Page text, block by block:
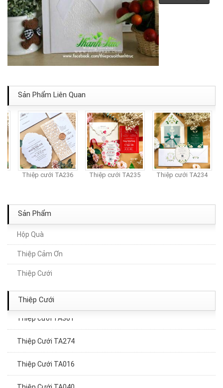
Sản Phẩm Liên Quan
Thiệp cưới TA236 Thiệp cưới TA235 Thiệp cưới TA234
Sản Phẩm
Hộp Quà
Thiệp Cảm Ơn
Thiệp Cưới
Thiệp Cưới
Thiệp Cưới TA143
Thiệp Cưới TA033
Thiệp Cưới TA274
Thiệp Cưới TA016
Thiệp Cưới TA040